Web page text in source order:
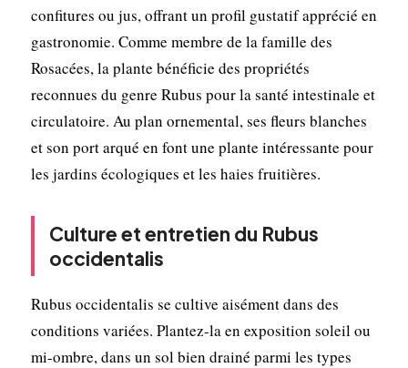
confitures ou jus, offrant un profil gustatif apprécié en
gastronomie. Comme membre de la famille des
Rosacées, la plante bénéficie des propriétés
reconnues du genre Rubus pour la santé intestinale et
circulatoire. Au plan ornemental, ses fleurs blanches
et son port arqué en font une plante intéressante pour
les jardins écologiques et les haies fruitières.
Culture et entretien du Rubus
occidentalis
Rubus occidentalis se cultive aisément dans des
conditions variées. Plantez-la en exposition soleil ou
mi-ombre, dans un sol bien drainé parmi les types